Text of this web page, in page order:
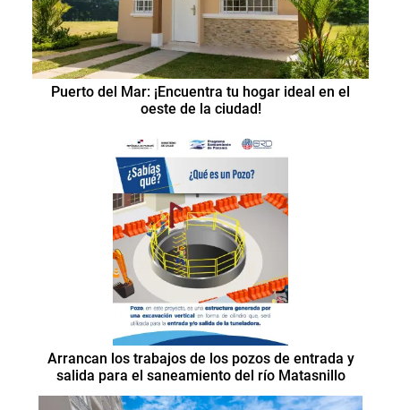
Puerto del Mar: ¡Encuentra tu hogar ideal en el
oeste de la ciudad!
Arrancan los trabajos de los pozos de entrada y
salida para el saneamiento del río Matasnillo